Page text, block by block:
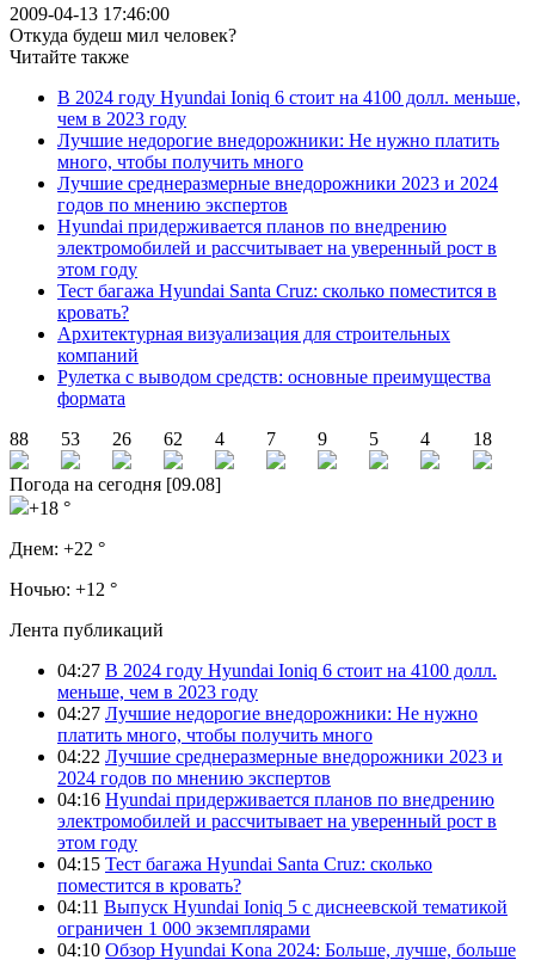
2009-04-13 17:46:00
Откуда будеш мил человек?
Читайте также
В 2024 году Hyundai Ioniq 6 стоит на 4100 долл. меньше,
чем в 2023 году
Лучшие недорогие внедорожники: Не нужно платить
много, чтобы получить много
Лучшие среднеразмерные внедорожники 2023 и 2024
годов по мнению экспертов
Hyundai придерживается планов по внедрению
электромобилей и рассчитывает на уверенный рост в
этом году
Тест багажа Hyundai Santa Cruz: сколько поместится в
кровать?
Архитектурная визуализация для строительных
компаний
Рулетка с выводом средств: основные преимущества
формата
88
53 26 62 4 7 9 5 4 18
Погода на сегодня [09.08]
+18 °
Днем: +22 °
Ночью: +12 °
Лента публикаций
04:27 В 2024 году Hyundai Ioniq 6 стоит на 4100 долл.
меньше, чем в 2023 году
04:27 Лучшие недорогие внедорожники: Не нужно
платить много, чтобы получить много
04:22 Лучшие среднеразмерные внедорожники 2023 и
2024 годов по мнению экспертов
04:16 Hyundai придерживается планов по внедрению
электромобилей и рассчитывает на уверенный рост в
этом году
04:15 Тест багажа Hyundai Santa Cruz: сколько
поместится в кровать?
04:11 Выпуск Hyundai Ioniq 5 с диснеевской тематикой
ограничен 1 000 экземплярами
04:10 Обзор Hyundai Kona 2024: Больше, лучше, больше